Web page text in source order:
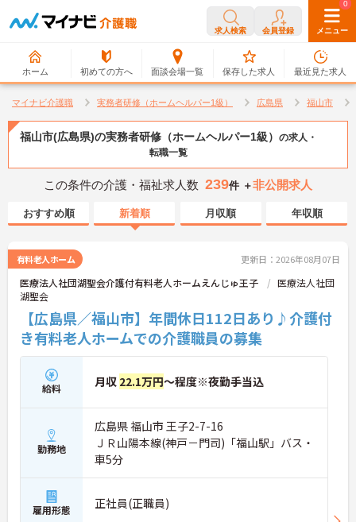
求人検索 会員登録 メニュー
ホーム 初めての方へ 面談会場一覧
0
保存した求人
0
最近見た求人
マイナビ介護職 実務者研修（ホームヘルパー1級） 広島県 福山市
福山市(広島県)の実務者研修（ホームヘルパー1級） の求人・
転職一覧
この条件の介護・福祉求人数 239件 ＋非公開求人
おすすめ順 新着順 月収順 年収順
有料老人ホーム 更新日：2026年08月07日
医療法人社団湖聖会介護付有料老人ホームえんじゅ王子
医療法人社団
湖聖会
【広島県／福山市】年間休日112日あり♪介護付
き有料老人ホームでの介護職員の募集
給料 月収 22.1万円～程度※夜勤手当込
勤務地
広島県 福山市 王子2-7-16
ＪＲ山陽本線(神戸－門司)「福山駅」バス・
車5分
雇用形態 正社員(正職員)